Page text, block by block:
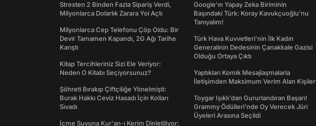
Stresten 2 Binden Fazla Sipariş Verdi,
Milyonlarca Dolarlık Zarara Yol Açtı
Milyonlarca Cep Telefonu Çöp Oldu: Bir
Devir Tamamen Kapandı, 2G Ağı Tarihe
Karıştı
Kitap Tercihleriniz Sizi Ele Veriyor:
Neden O Kitabı Seçiyorsunuz?
Şöhreti Bırakıp Çiftçiliğe Yönelmişti:
Burak Hakkı Ceviz Hasadı İçin Kolları
Sıvadı
İçme Suyuna Kur'an-ı Kerim Dinletiliyor:
Google'ın Yapay Zeka Biriminin
Başındaki Türk: Koray Kavukçuoğlu'nu
Tanıyalım!
Türk Hava Kuvvetleri'nin İlk Kadın
Generalinin Dedesinin Çanakkale Gazisi
Olduğu Ortaya Çıktı
Yaptıkları Komik Mesajlaşmalarla
İletişimden Maksimum Verim Alan Kişiler
Toygar Işıklı'dan Gururlandıran Başarı!
Grammy Ödülleri'nde Oy Verecek Jüri
Üyeleri Arasına Seçildi